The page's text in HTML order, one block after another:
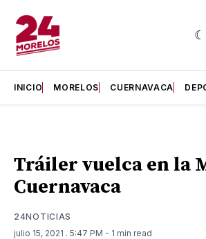
INICIO MORELOS CUERNAVACA
Tráiler vuelca en la
Cuernavaca
24NOTICIAS
julio 15, 2021 . 5:47 PM - 1 min read